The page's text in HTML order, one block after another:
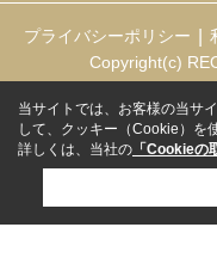
プライバシーポリシー
Copyright(c)
当サイトでは、お客様の当サ
して、クッキー（Cookie）を
詳しくは、当社の 「Cookieの